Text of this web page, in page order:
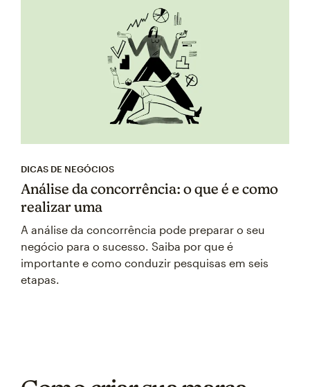
DICAS DE NEGÓCIOS
Análise da concorrência: o que é e como
realizar uma
A análise da concorrência pode preparar o seu
negócio para o sucesso. Saiba por que é
importante e como conduzir pesquisas em seis
etapas.